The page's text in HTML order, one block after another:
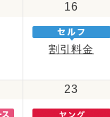
16
割引料金
23